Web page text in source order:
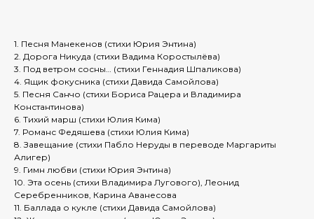
1. Песня Манекенов (стихи Юрия Энтина)
2. Дорога Никуда (стихи Вадима Коростылёва)
3. Под ветром сосны… (стихи Геннадия Шпаликова)
4. Ящик фокусника (стихи Давида Самойлова)
5. Песня Санчо (стихи Бориса Рацера и Владимира
Константинова)
6. Тихий марш (стихи Юлия Кима)
7. Романс Федяшева (стихи Юлия Кима)
8. Завещание (стихи Пабло Неруды в переводе Маргариты
Алигер)
9. Гимн любви (стихи Юрия Энтина)
10. Эта осень (стихи Владимира Лугового), Леонид
Серебренников, Карина Аванесова
11. Баллада о кукле (стихи Давида Самойлова)